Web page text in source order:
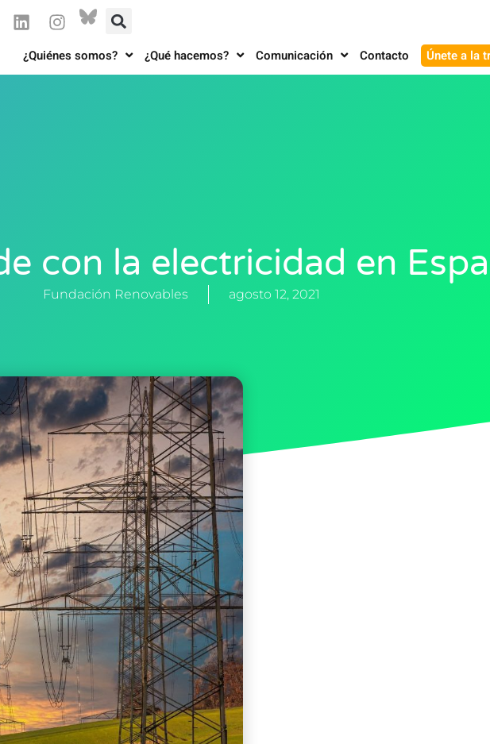
¿Quiénes somos? ¿Qué hacemos? Comunicación Contacto Únete a la
con la electricidad en
Fundación Renovables agosto 12, 2021